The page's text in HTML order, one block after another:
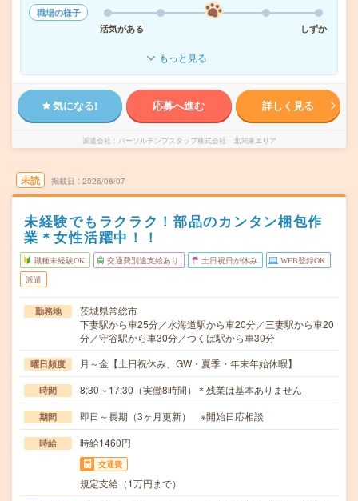
職場の様子
活気がある
しずか
もっと見る
気になる! 応募へ進む 詳しく見る
派遣会社 パーソルテンプスタッフ株式会社 北関東エリア
未読 掲載日 2026/08/07
未経験でもラクラク！部品のカンタン梱包作
業＊女性活躍中！！
職種未経験OK 交通費別途支給あり 土日祝日が休み WEB登録OK
派遣
勤務地
茨城県常総市
下妻駅から車25分／水海道駅から車20分／三妻駅から車20
分／守谷駅から車30分／つくば駅から車30分
曜日頻度 月～金【土日祝休み、GW・夏季・年末年始休暇】
時間 8:30～17:30（実働8時間）＊残業は基本ありません
期間 即日～長期（3ヶ月更新） ※開始日応相談
時給 時給1460円
交通費
規定支給（1万円まで）